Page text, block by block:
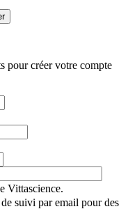
pour créer votre compte
Vittascience.
suivi par email pour des